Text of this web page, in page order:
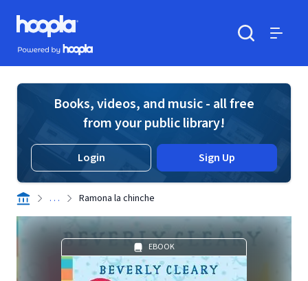
Skip to main content
Hoopla logo
Powered by Hoopla
Books, videos, and music - all free
from your public library!
Login Sign Up
. . . Ramona la chinche
EBOOK